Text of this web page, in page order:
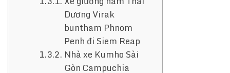
Dương Virak
buntham Phnom
Penh đi Siem Reap
Nhà xe Kumho Sài
Gòn Campuchia